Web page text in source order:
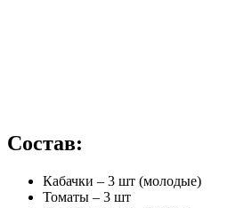
Состав:
Кабачки – 3 шт (молодые)
Томаты – 3 шт